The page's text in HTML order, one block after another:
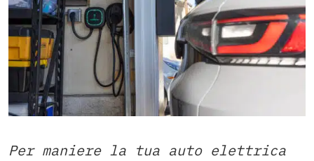
Per maniere la tua auto elettrica